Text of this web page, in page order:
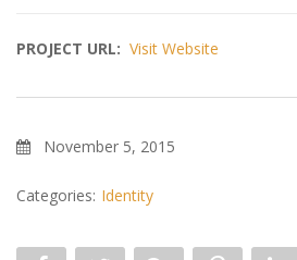
PROJECT URL: Visit Website
November 5, 2015
Categories: Identity